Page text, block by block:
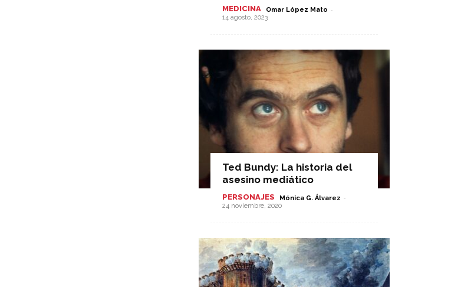
MEDICINA Omar López Mato -
14 agosto, 2023
Ted Bundy: La historia del
asesino mediático
PERSONAJES Mónica G. Álvarez -
24 noviembre, 2020